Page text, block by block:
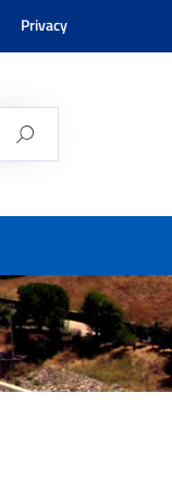
Privacy